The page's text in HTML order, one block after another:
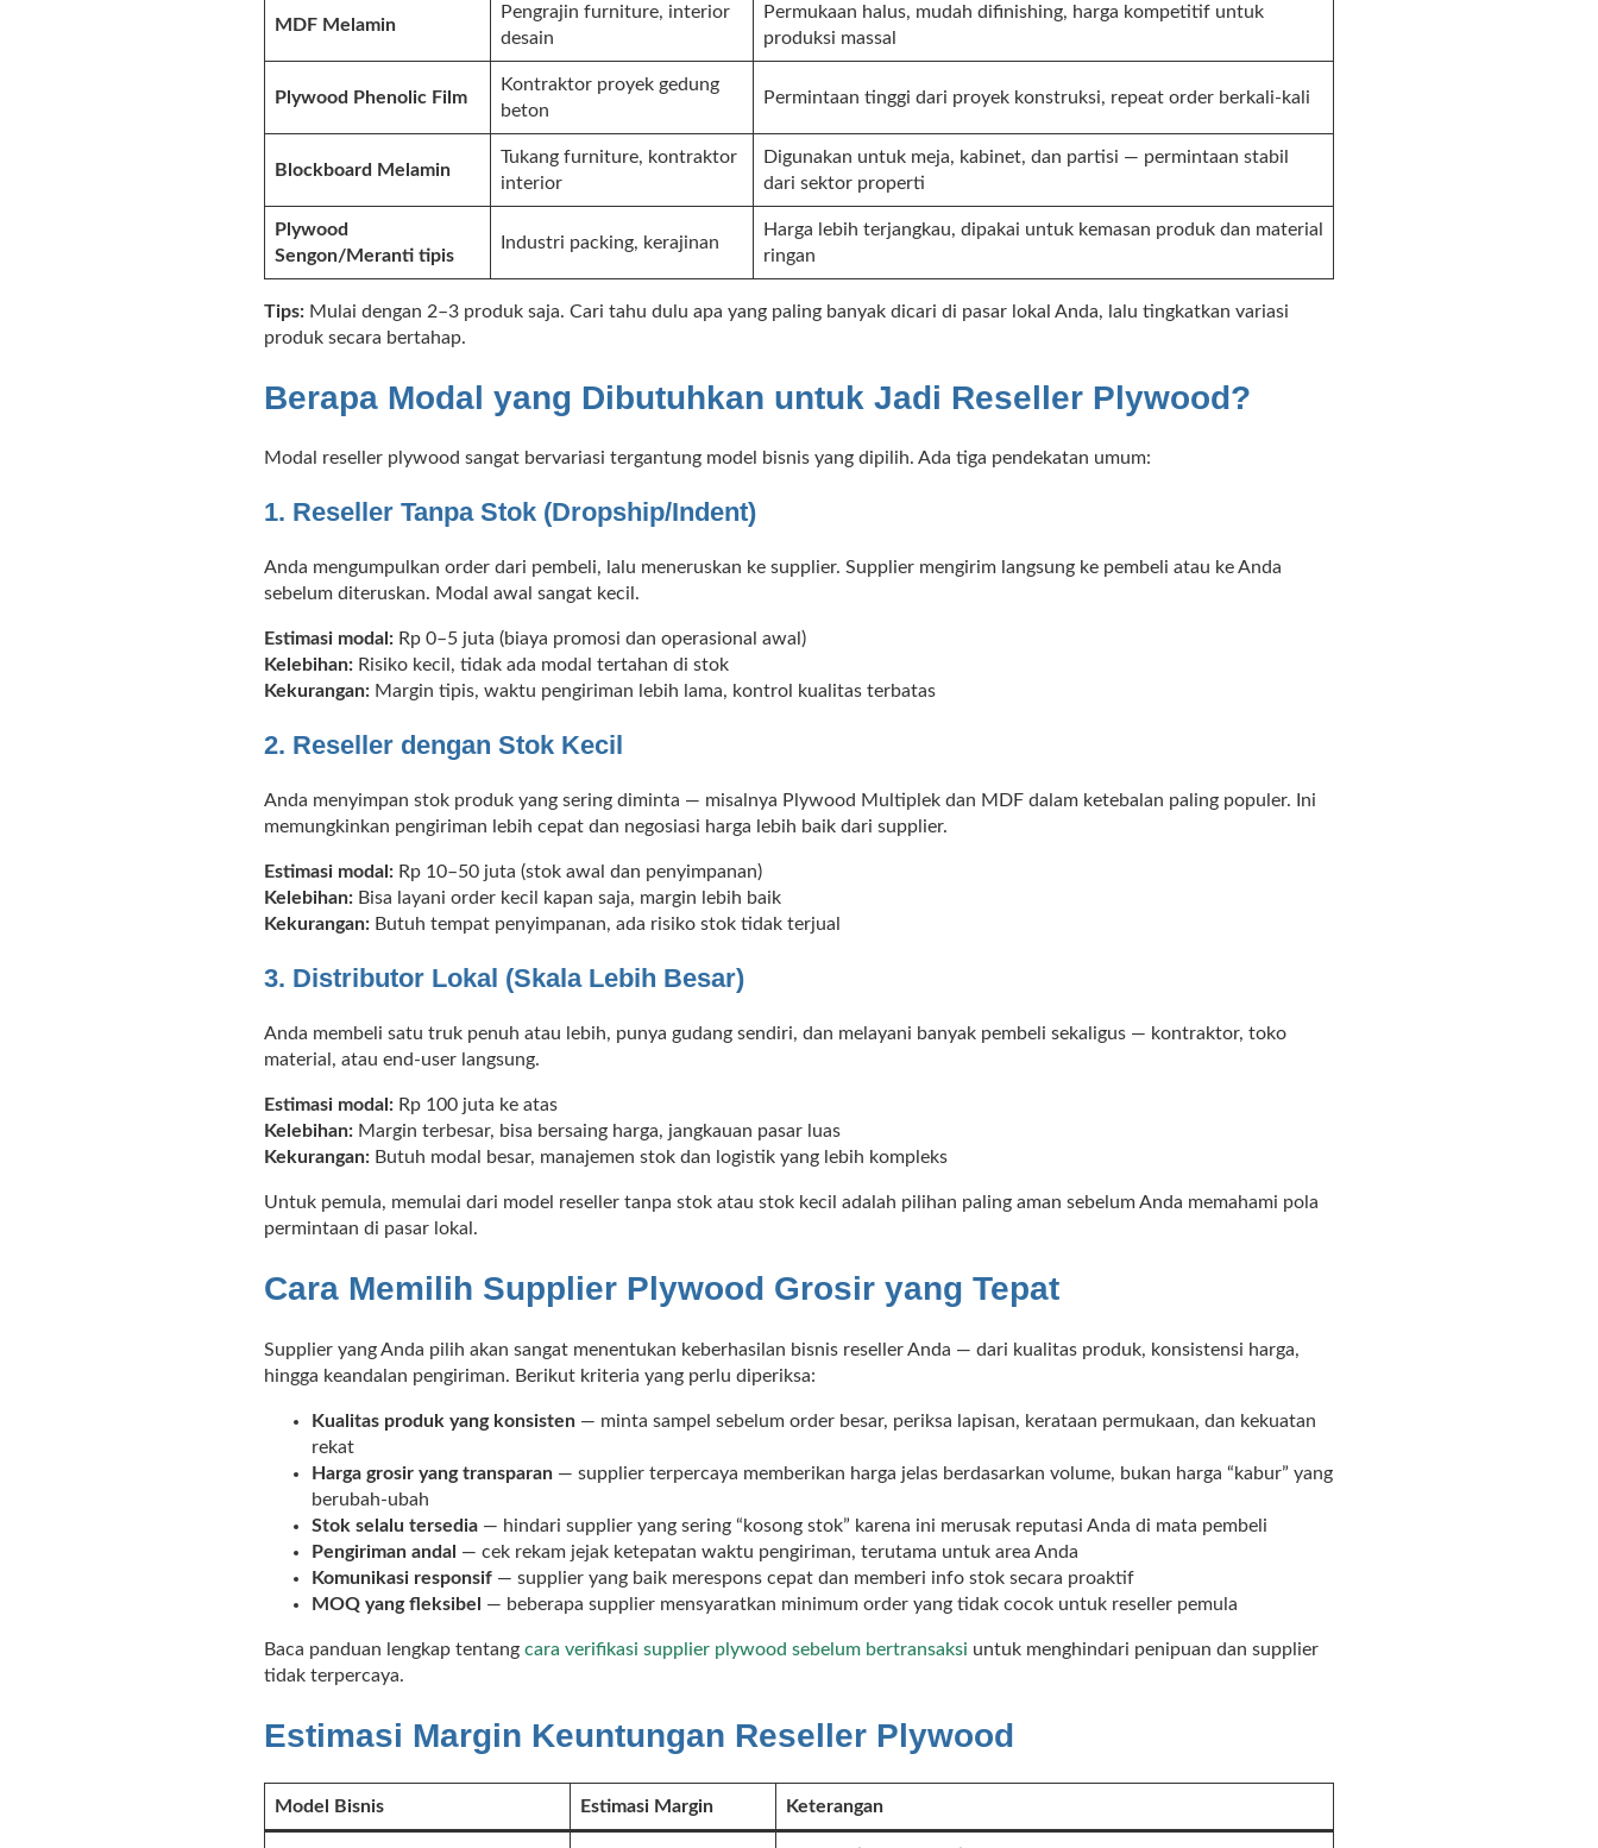
MDF Melamin
Pengrajin furniture, interior
desain
Permukaan halus, mudah difinishing, harga kompetitif untuk
produksi massal
Plywood Phenolic Film
Kontraktor proyek gedung
beton
Permintaan tinggi dari proyek konstruksi, repeat order berkali-kali
Blockboard Melamin
Tukang furniture, kontraktor
interior
Digunakan untuk meja, kabinet, dan partisi — permintaan stabil
dari sektor properti
Plywood
Sengon/Meranti tipis
Industri packing, kerajinan
Harga lebih terjangkau, dipakai untuk kemasan produk dan material
ringan
Tips: Mulai dengan 2–3 produk saja. Cari tahu dulu apa yang paling banyak dicari di pasar lokal Anda, lalu tingkatkan variasi
produk secara bertahap.
Berapa Modal yang Dibutuhkan untuk Jadi Reseller Plywood?
Modal reseller plywood sangat bervariasi tergantung model bisnis yang dipilih. Ada tiga pendekatan umum:
1. Reseller Tanpa Stok (Dropship/Indent)
Anda mengumpulkan order dari pembeli, lalu meneruskan ke supplier. Supplier mengirim langsung ke pembeli atau ke Anda
sebelum diteruskan. Modal awal sangat kecil.
Estimasi modal: Rp 0–5 juta (biaya promosi dan operasional awal)
Kelebihan: Risiko kecil, tidak ada modal tertahan di stok
Kekurangan: Margin tipis, waktu pengiriman lebih lama, kontrol kualitas terbatas
2. Reseller dengan Stok Kecil
Anda menyimpan stok produk yang sering diminta — misalnya Plywood Multiplek dan MDF dalam ketebalan paling populer. Ini
memungkinkan pengiriman lebih cepat dan negosiasi harga lebih baik dari supplier.
Estimasi modal: Rp 10–50 juta (stok awal dan penyimpanan)
Kelebihan: Bisa layani order kecil kapan saja, margin lebih baik
Kekurangan: Butuh tempat penyimpanan, ada risiko stok tidak terjual
3. Distributor Lokal (Skala Lebih Besar)
Anda membeli satu truk penuh atau lebih, punya gudang sendiri, dan melayani banyak pembeli sekaligus — kontraktor, toko
material, atau end-user langsung.
Estimasi modal: Rp 100 juta ke atas
Kelebihan: Margin terbesar, bisa bersaing harga, jangkauan pasar luas
Kekurangan: Butuh modal besar, manajemen stok dan logistik yang lebih kompleks
Untuk pemula, memulai dari model reseller tanpa stok atau stok kecil adalah pilihan paling aman sebelum Anda memahami pola
permintaan di pasar lokal.
Cara Memilih Supplier Plywood Grosir yang Tepat
Supplier yang Anda pilih akan sangat menentukan keberhasilan bisnis reseller Anda — dari kualitas produk, konsistensi harga,
hingga keandalan pengiriman. Berikut kriteria yang perlu diperiksa:
Kualitas produk yang konsisten — minta sampel sebelum order besar, periksa lapisan, kerataan permukaan, dan kekuatan
rekat
Harga grosir yang transparan — supplier terpercaya memberikan harga jelas berdasarkan volume, bukan harga “kabur” yang
berubah-ubah
Stok selalu tersedia — hindari supplier yang sering “kosong stok” karena ini merusak reputasi Anda di mata pembeli
Pengiriman andal — cek rekam jejak ketepatan waktu pengiriman, terutama untuk area Anda
Komunikasi responsif — supplier yang baik merespons cepat dan memberi info stok secara proaktif
MOQ yang fleksibel
— beberapa supplier mensyaratkan minimum order yang tidak cocok untuk reseller pemula
Baca panduan lengkap tentang cara verifikasi supplier plywood sebelum bertransaksi untuk menghindari penipuan dan supplier
tidak terpercaya.
Estimasi Margin Keuntungan Reseller Plywood
Model Bisnis Estimasi Margin Keterangan